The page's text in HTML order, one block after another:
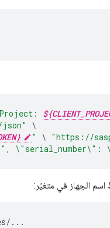
Project:
" \ "https://
, \"serial_number\" :
اسم الجهاز في متغيّر:
...